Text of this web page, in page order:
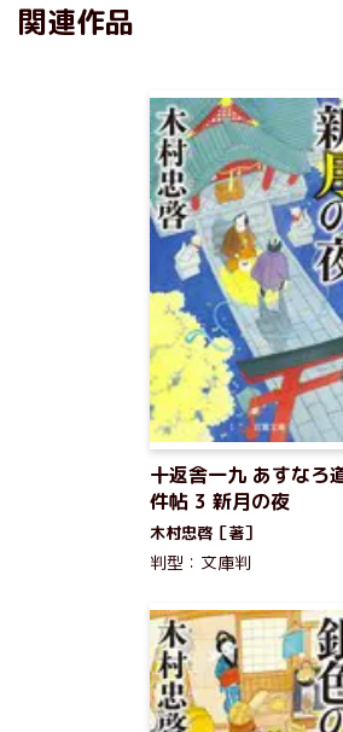
関連作品
十返舎一九 あすなろ
件帖 3 新月の夜
木村忠啓［著］
判型：文庫判